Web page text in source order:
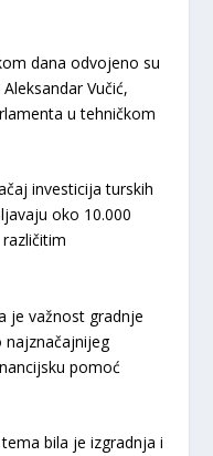
dana odvojeno su
Vučić,
u tehničkom
investicija turskih
oko 10.000
je važnost gradnje
najznačajnijeg
pomoć
bila je izgradnja i